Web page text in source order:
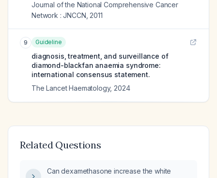
Journal of the National Comprehensive Cancer
Network : JNCCN 2011
9 Guideline
diagnosis, treatment, and surveillance of
diamond-blackfan anaemia syndrome:
international consensus statement.
The Lancet Haematology, 2024
Related Questions
Can dexamethasone increase the white